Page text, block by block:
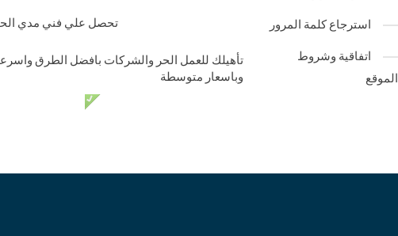
استرجاع كلمة المرور
اتفاقية وشروط
الموقع
تحصل علي فني مدي
تأهيلك للعمل الحر والشركات بافضل الطرق
وباسعار متوسطة